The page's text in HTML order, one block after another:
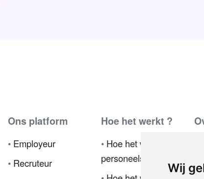
Wij
Ons platform
• Employeur
• Recruteur
Hoe het werkt ?
• Hoe het werkt voor
personeelsmanagers
•